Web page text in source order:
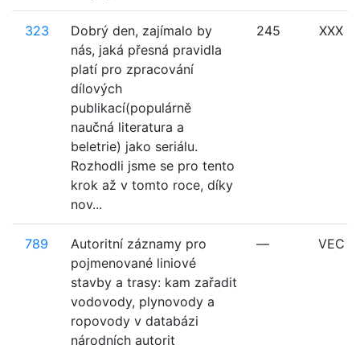
323
Dobrý den, zajímalo by
nás, jaká přesná pravidla
platí pro zpracování
dílových
publikací(populárně
naučná literatura a
beletrie) jako seriálu.
Rozhodli jsme se pro tento
krok až v tomto roce, díky
nov...
245 XXX
789
Autoritní záznamy pro
pojmenované liniové
stavby a trasy: kam zařadit
vodovody, plynovody a
ropovody v databázi
národních autorit
— VEC